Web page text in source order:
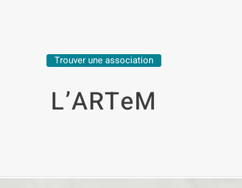
Trouver une association
L’ARTeM